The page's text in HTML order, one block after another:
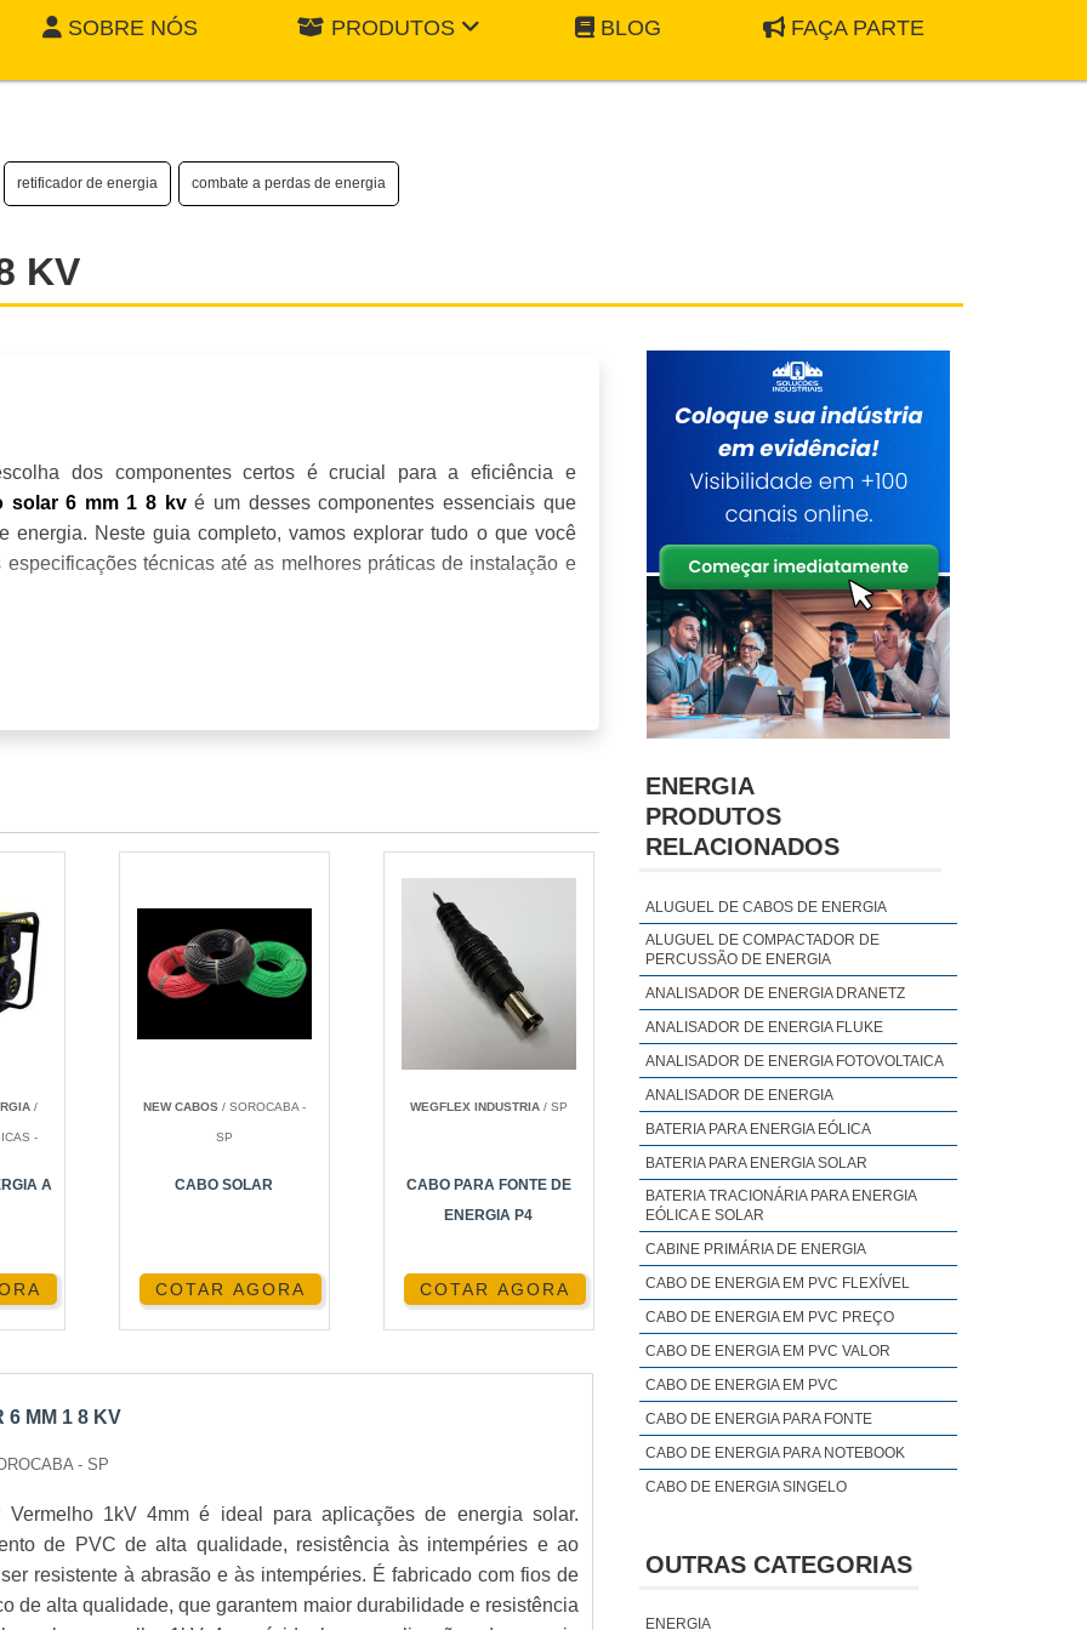
SOBRE NÓS PRODUTOS BLOG FAÇA PARTE
retificador de energia combate a perdas de energia
KV
dos componentes certos é crucial para a eficiência e
solar 6 mm 1 8 kvé um desses componentes essenciais que
energia. Neste guia completo, vamos explorar tudo o que você
técnicas até as melhores práticas de instalação e
DE ALTA QUALIDADE
suportar condições extremas de temperatura e radiação UV,
cabo é ideal para conectar painéis solares e inversores,
CABO SOLAR
SEGURA
qualificados para garantir que todas as normas de segurança
siteaqui
/
-
A
NEW CABOS/ SOROCABA -
SP
CABO SOLAR
COTAR AGORA
WEGFLEX INDUSTRIA/ SP
CABO PARA FONTE DE
ENERGIA P4
COTAR AGORA
6 MM 1 8 KV
- SP
Vermelho 1kV 4mm é ideal para aplicações de energia solar.
de PVC de alta qualidade, resistência às intempéries e ao
resistente à abrasão e às intempéries. É fabricado com fios de
de alta qualidade, que garantem maior durabilidade e resistência
ENERGIA
PRODUTOS
RELACIONADOS
ALUGUEL DE CABOS DE ENERGIA
ALUGUEL DE COMPACTADOR DE
PERCUSSÃO DE ENERGIA
ANALISADOR DE ENERGIA DRANETZ
ANALISADOR DE ENERGIA FLUKE
ANALISADOR DE ENERGIA FOTOVOLTAICA
ANALISADOR DE ENERGIA
BATERIA PARA ENERGIA EÓLICA
BATERIA PARA ENERGIA SOLAR
BATERIA TRACIONÁRIA PARA ENERGIA
EÓLICA E SOLAR
CABINE PRIMÁRIA DE ENERGIA
CABO DE ENERGIA EM PVC FLEXÍVEL
CABO DE ENERGIA EM PVC PREÇO
CABO DE ENERGIA EM PVC VALOR
CABO DE ENERGIA EM PVC
CABO DE ENERGIA PARA FONTE
CABO DE ENERGIA PARA NOTEBOOK
CABO DE ENERGIA SINGELO
COMBATE A PERDAS DE ENERGIA
CONSERTO DE CONVERSORES DE
OUTRAS CATEGORIAS
ENERGIA